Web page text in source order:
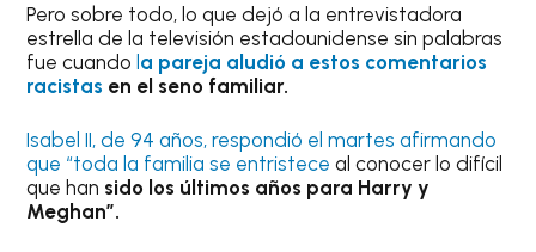
Pero sobre todo, lo que dejó a la entrevistadora
estrella de la televisión estadounidense sin palabras
fue cuandola pareja aludió a estos comentarios
racistas en el seno familiar.
Isabel II, de 94 años, respondió el martes afirmando
que “toda la familia se entristece al conocer lo difícil
que han sido los últimos años para Harry y
Meghan”.